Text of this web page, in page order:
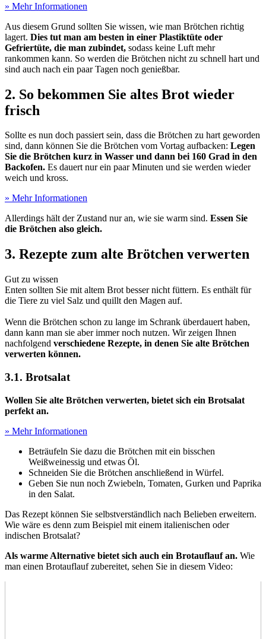
» Mehr Informationen
Aus diesem Grund sollten Sie wissen, wie man Brötchen richtig
lagert. Dies tut man am besten in einer Plastiktüte oder
Gefriertüte, die man zubindet, sodass keine Luft mehr
rankommen kann. So werden die Brötchen nicht zu schnell hart und
sind auch nach ein paar Tagen noch genießbar.
2. So bekommen Sie altes Brot wieder
frisch
Sollte es nun doch passiert sein, dass die Brötchen zu hart geworden
sind, dann können Sie die Brötchen vom Vortag aufbacken: Legen
Sie die Brötchen kurz in Wasser und dann bei 160 Grad in den
Backofen. Es dauert nur ein paar Minuten und sie werden wieder
weich und kross.
» Mehr Informationen
Allerdings hält der Zustand nur an, wie sie warm sind. Essen Sie
die Brötchen also gleich.
3. Rezepte zum alte Brötchen verwerten
Gut zu wissen
Enten sollten Sie mit altem Brot besser nicht füttern. Es enthält für
die Tiere zu viel Salz und quillt den Magen auf.
Wenn die Brötchen schon zu lange im Schrank überdauert haben,
dann kann man sie aber immer noch nutzen. Wir zeigen Ihnen
nachfolgend verschiedene Rezepte, in denen Sie alte Brötchen
verwerten können.
3.1. Brotsalat
Wollen Sie alte Brötchen verwerten, bietet sich ein Brotsalat
perfekt an.
» Mehr Informationen
Beträufeln Sie dazu die Brötchen mit ein bisschen
Weißweinessig und etwas Öl.
Schneiden Sie die Brötchen anschließend in Würfel.
Geben Sie nun noch Zwiebeln, Tomaten, Gurken und Paprika
in den Salat.
Das Rezept können Sie selbstverständlich nach Belieben erweitern.
Wie wäre es denn zum Beispiel mit einem italienischen oder
indischen Brotsalat?
Als warme Alternative bietet sich auch ein Brotauflauf an. Wie
man einen Brotauflauf zubereitet, sehen Sie in diesem Video: